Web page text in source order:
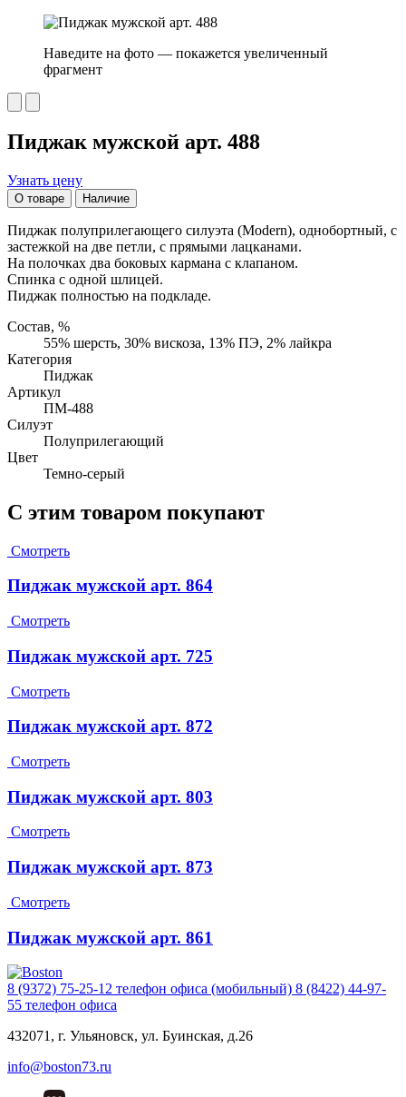
Наведите на фото — покажется увеличенный
фрагмент
Пиджак мужской арт. 488
Узнать цену
О товаре Наличие
Пиджак полуприлегающего силуэта (Modern), однобортный, с
застежкой на две петли, с прямыми лацканами.
На полочках два боковых кармана с клапаном.
Спинка с одной шлицей.
Пиджак полностью на подкладе.
Состав, %
55% шерсть, 30% вискоза, 13% ПЭ, 2% лайкра
Категория
Пиджак
Артикул
ПМ-488
Силуэт
Полуприлегающий
Цвет
Темно-серый
С этим товаром покупают
Смотреть
Пиджак мужской арт. 864
Смотреть
Пиджак мужской арт. 725
Смотреть
Пиджак мужской арт. 872
Смотреть
Пиджак мужской арт. 803
Смотреть
Пиджак мужской арт. 873
Смотреть
Пиджак мужской арт. 861
8 (9372) 75-25-12 телефон офиса (мобильный) 8 (8422) 44-97-
55 телефон офиса
432071, г. Ульяновск, ул. Буинская, д.26
info@boston73.ru